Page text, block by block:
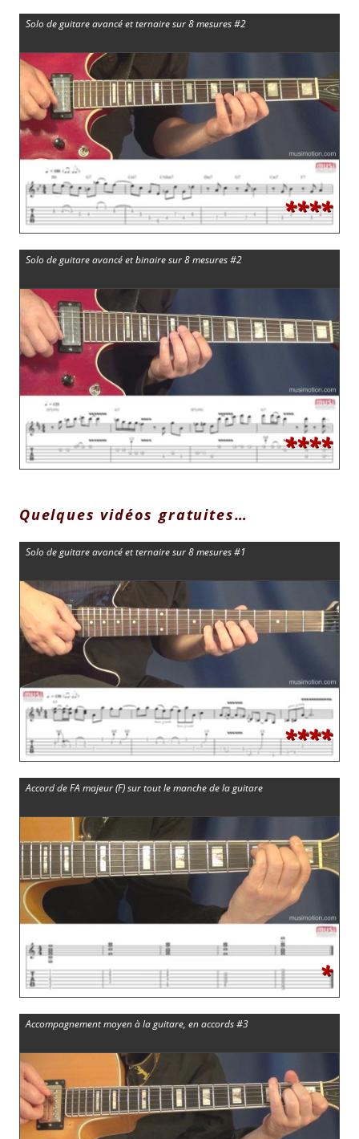
Solo de guitare avancé et ternaire sur 8 mesures #2
****
Solo de guitare avancé et binaire sur 8 mesures #2
****
Quelques vidéos gratuites…
Solo de guitare avancé et ternaire sur 8 mesures #1
****
Accord de FA majeur (F) sur tout le manche de la guitare
*
Accompagnement moyen à la guitare, en accords #3